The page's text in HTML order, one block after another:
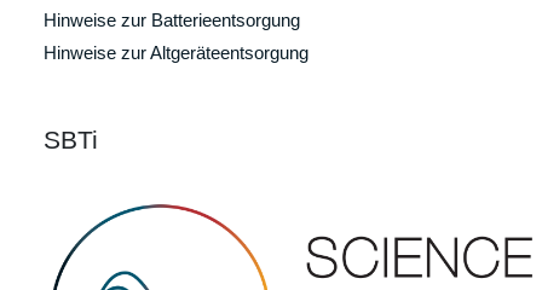
Hinweise zur Batterieentsorgung
Hinweise zur Altgeräteentsorgung
SBTi